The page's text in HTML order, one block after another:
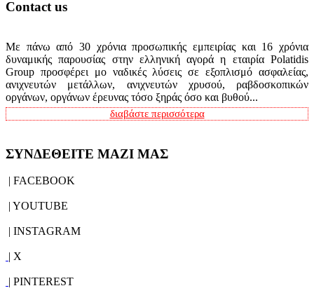
Contact us
Με πάνω από 30 χρόνια προσωπικής εμπειρίας και 16 χρόνια
δυναμικής παρουσίας στην ελληνική αγορά η εταιρία Polatidis
Group προσφέρει μο ναδικές λύσεις σε εξοπλισμό ασφαλείας,
ανιχνευτών μετάλλων, ανιχνευτών χρυσού, ραβδοσκοπικών
οργάνων, οργάνων έρευνας τόσο ξηράς όσο και βυθού...
διαβάστε περισσότερα
ΣΥΝΔΕΘΕΙΤΕ ΜΑΖΙ ΜΑΣ
| FACEBOOK
| YOUTUBE
| INSTAGRAM
| X
| PINTEREST